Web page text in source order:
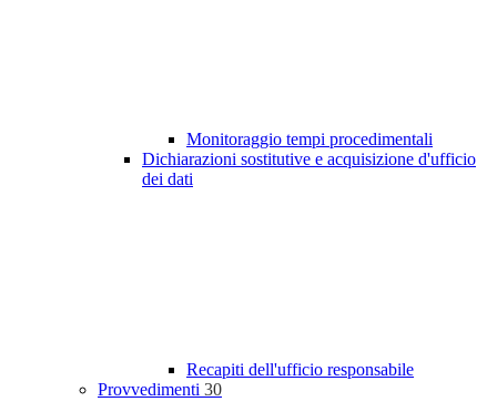
Monitoraggio tempi procedimentali
Dichiarazioni sostitutive e acquisizione d'ufficio
dei dati
Recapiti dell'ufficio responsabile
Provvedimenti 30